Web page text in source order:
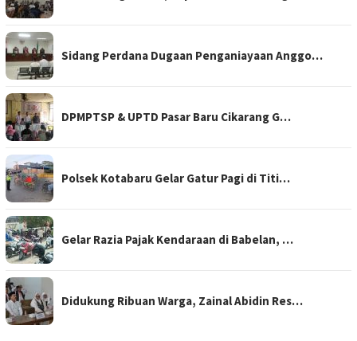
Sidang Perdana Dugaan Penganiayaan Anggo…
DPMPTSP & UPTD Pasar Baru Cikarang G…
Polsek Kotabaru Gelar Gatur Pagi di Titi…
Gelar Razia Pajak Kendaraan di Babelan, …
Didukung Ribuan Warga, Zainal Abidin Res…